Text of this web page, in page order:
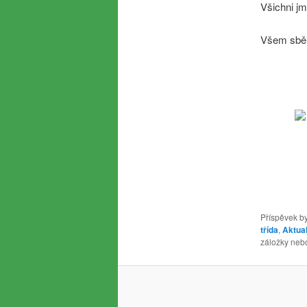
Všichni
Všem
Příspěvek
třída,
záložky